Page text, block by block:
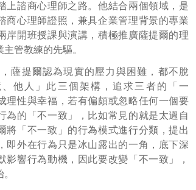
上諮商心理師之路。他結合兩個領域，是
商心理師證照，兼具企業管理背景的專業
岸開班授課與演講，積極推廣薩提爾的理
管教練的先驅。
薩提爾認為現實的壓力與困難，都不脫
、他人」此三個架構，追求三者的「一
理性與幸福，若有偏頗或忽略任何一個要
為的「不一致」，比如常見的就是太過自
將「不一致」的行為模式進行分類，提出
即外在行為只是冰山露出的一角，底下深
影響行為動機，因此要改變「不一致」，